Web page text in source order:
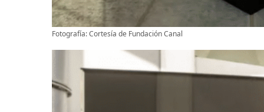
Fotografía: Cortesía de Fundación Canal